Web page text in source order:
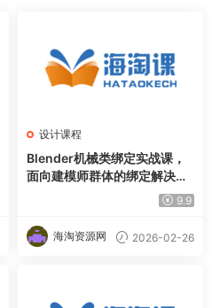
设计课程
Blender机械类绑定实战课，
面向建模师群体的绑定解决方
9.9
海淘资源网 2026-02-26